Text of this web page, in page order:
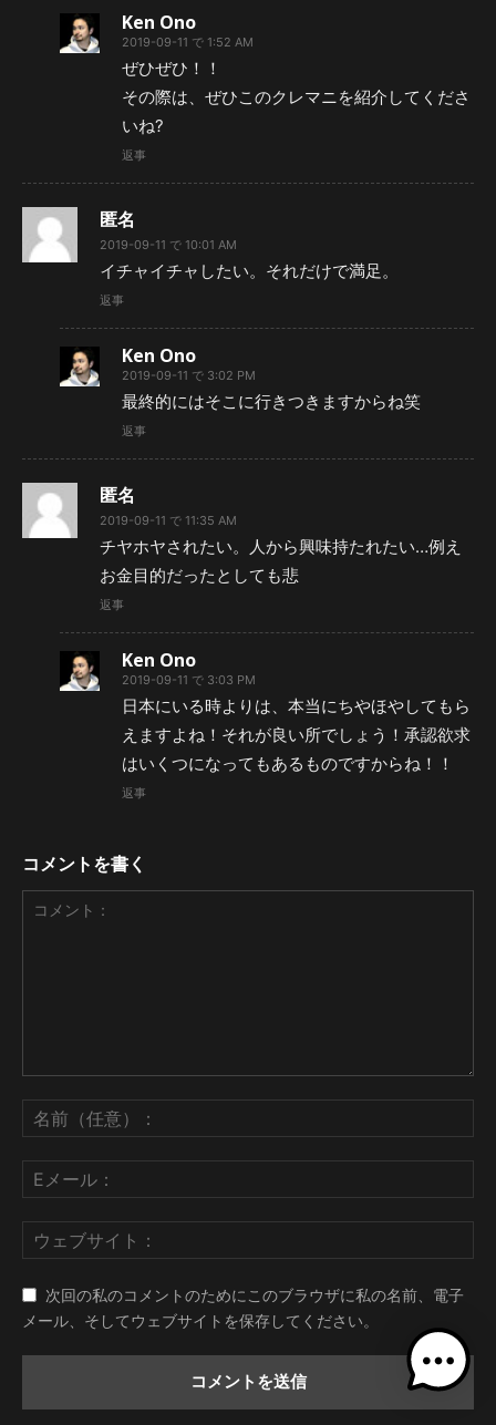
Ken Ono
2019-09-11 で 1:52 AM
ぜひぜひ！！
その際は、ぜひこのクレマニを紹介してくださ
いね?
返事
匿名
2019-09-11 で 10:01 AM
イチャイチャしたい。それだけで満足。
返事
Ken Ono
2019-09-11 で 3:02 PM
最終的にはそこに行きつきますからね笑
返事
匿名
2019-09-11 で 11:35 AM
チヤホヤされたい。人から興味持たれたい…例え
お金目的だったとしても悲
返事
Ken Ono
2019-09-11 で 3:03 PM
日本にいる時よりは、本当にちやほやしてもら
えますよね！それが良い所でしょう！承認欲求
はいくつになってもあるものですからね！！
返事
コメントを書く
次回の私のコメントのためにこのブラウザに私の名前、電子
メール、そしてウェブサイトを保存してください。